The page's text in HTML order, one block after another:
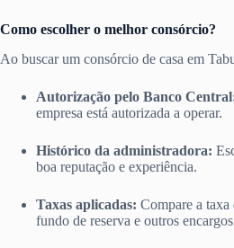
Como escolher o melhor consórcio?
Ao buscar um consórcio de casa em
Autorização pelo Banco
empresa está autorizada a operar.
Histórico da administradora:
boa reputação e experiência.
Taxas aplicadas: Compare a taxa
fundo de reserva e outros